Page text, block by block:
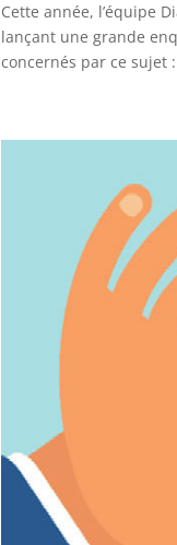
Cette année, l’équipe
lançant une grande
concernés par ce sujet